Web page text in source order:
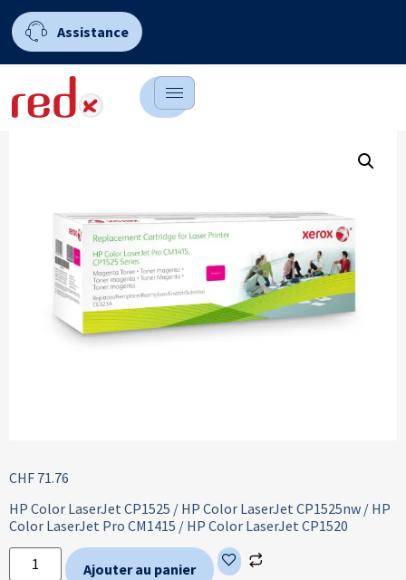
Assistance
0
CHF 71.76
HP Color LaserJet CP1525 / HP Color LaserJet CP1525nw / HP
Color LaserJet Pro CM1415 / HP Color LaserJet CP1520
Ajouter au panier